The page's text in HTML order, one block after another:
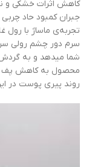
کاهش اثرات خشکی و
جبران کمبود حاد
تجربه‌ی ماساژ با
سرم دور چشم رولی
شما میدهد و به
محصول به کاهش پف
روند پیری پوست در